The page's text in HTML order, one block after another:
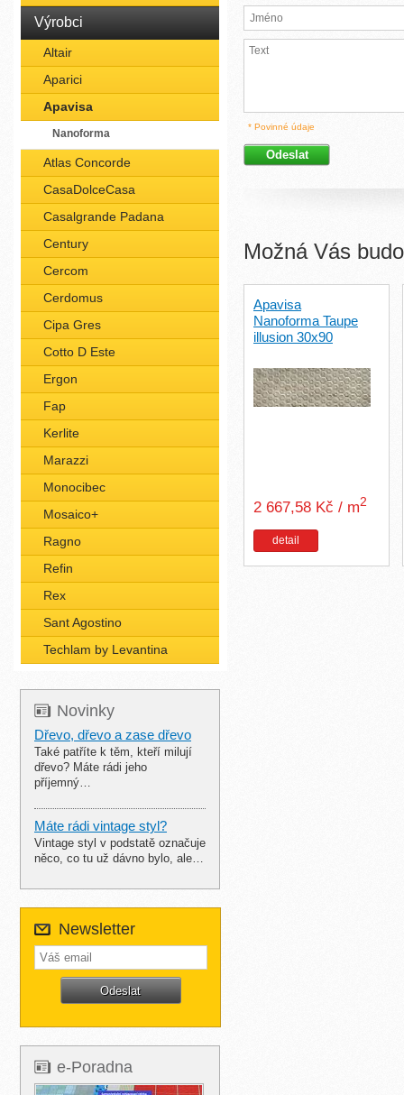
Výrobci
Altair
Aparici
Apavisa
Nanoforma
Atlas Concorde
CasaDolceCasa
Casalgrande Padana
Century
Cercom
Cerdomus
Cipa Gres
Cotto D Este
Ergon
Fap
Kerlite
Marazzi
Monocibec
Mosaico+
Ragno
Refin
Rex
Sant Agostino
Techlam by Levantina
Novinky
Dřevo, dřevo a zase dřevo
Také patříte k těm, kteří milují
dřevo? Máte rádi jeho
příjemný…
Máte rádi vintage styl?
Vintage styl v podstatě označuje
něco, co tu už dávno bylo, ale…
Newsletter
e-Poradna
* Povinné údaje
Možná Vás
Apavisa
Nanoforma Taupe
illusion 30x90
2 667,58 Kč / m2
detail